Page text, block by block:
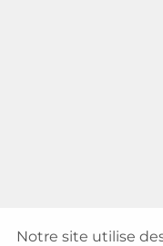
Notre site utilise